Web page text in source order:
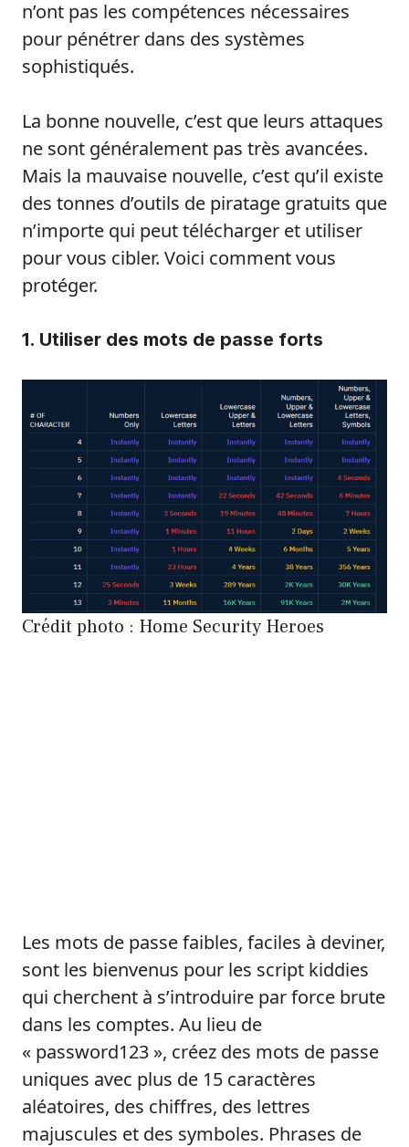
n’ont pas les compétences nécessaires
pour pénétrer dans des systèmes
sophistiqués.
La bonne nouvelle, c’est que leurs attaques
ne sont généralement pas très avancées.
Mais la mauvaise nouvelle, c’est qu’il existe
des tonnes d’outils de piratage gratuits que
n’importe qui peut télécharger et utiliser
pour vous cibler. Voici comment vous
protéger.
1. Utiliser des mots de passe forts
Crédit photo : Home Security Heroes
Les mots de passe faibles, faciles à deviner,
sont les bienvenus pour les script kiddies
qui cherchent à s’introduire par force brute
dans les comptes. Au lieu de
« password123 », créez des mots de passe
uniques avec plus de 15 caractères
aléatoires, des chiffres, des lettres
majuscules et des symboles. Phrases de